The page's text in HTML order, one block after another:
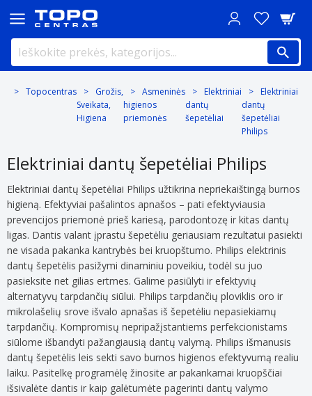
Topocentras
Grožis,
Sveikata,
Higiena
Asmeninės
higienos
priemonės
Elektriniai
dantų
šepetėliai
Elektriniai
dantų
šepetėliai
Philips
Elektriniai dantų šepetėliai Philips
Elektriniai dantų šepetėliai Philips užtikrina nepriekaištingą burnos
higieną. Efektyviai pašalintos apnašos – pati efektyviausia
prevencijos priemonė prieš kariesą, parodontozę ir kitas dantų
ligas. Dantis valant įprastu šepetėliu geriausiam rezultatui pasiekti
ne visada pakanka kantrybės bei kruopštumo. Philips elektrinis
dantų šepetėlis pasižymi dinaminiu poveikiu, todėl su juo
pasieksite net gilias ertmes. Galime pasiūlyti ir efektyvių
alternatyvų tarpdančių siūlui. Philips tarpdančių ploviklis oro ir
mikrolašelių srove išvalo apnašas iš šepetėliu nepasiekiamų
tarpdančių. Kompromisų nepripažįstantiems perfekcionistams
siūlome išbandyti pažangiausią dantų valymą. Philips išmanusis
dantų šepetėlis leis sekti savo burnos higienos efektyvumą realiu
laiku. Pasitelkę programėlę žinosite ar pakankamai kruopščiai
išsivalėte dantis ir kaip galėtumėte pagerinti dantų valymo